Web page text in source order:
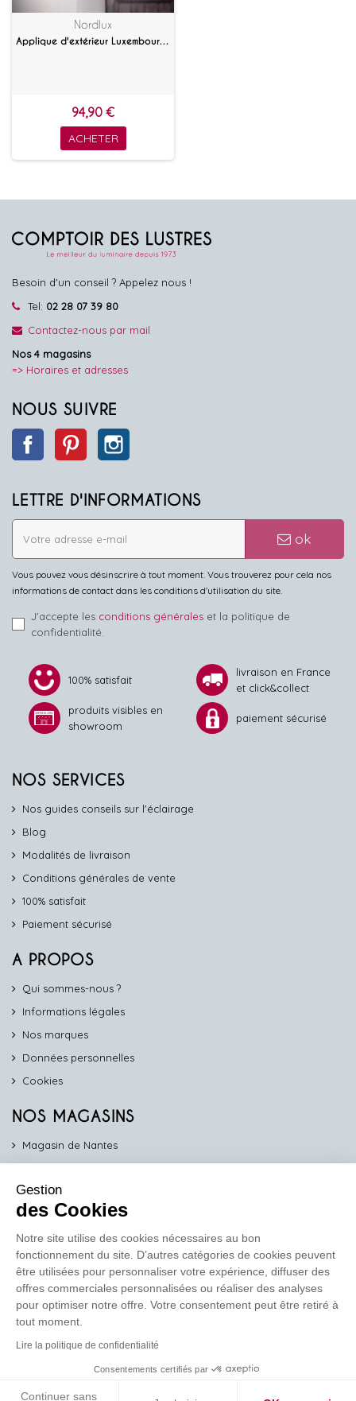
Nordlux
Applique d'extérieur Luxembourg avec détecteur
94,90 €
ACHETER
Besoin d'un conseil ? Appelez nous !
Tel: 02 28 07 39 80
Contactez-nous par mail
Nos 4 magasins
=> Horaires et adresses
NOUS SUIVRE
Facebook Pinterest
LETTRE D'INFORMATIONS
ok
Vous pouvez vous désinscrire à tout moment. Vous trouverez pour cela nos
informations de contact dans les conditions d'utilisation du site.
J'accepte les conditions générales et la politique de
confidentialité.
100% satisfait
livraison en France
et click&collect
produits visibles en
showroom
paiement sécurisé
NOS SERVICES
Nos guides conseils sur l'éclairage
Blog
Modalités de livraison
Conditions générales de vente
100% satisfait
Paiement sécurisé
A PROPOS
Qui sommes-nous ?
Informations légales
Nos marques
Données personnelles
Cookies
NOS MAGASINS
Magasin de Nantes
Magasin de Vannes
Magasin d'Orléans
COMPTOIR PRO
work
Comptoir des Lustres vous propose ses services dédiés aux
Gestion
des Cookies
Notre site utilise des cookies nécessaires au bon
fonctionnement du site. D’autres catégories de cookies peuvent
être utilisées pour personnaliser votre expérience, diffuser des
offres commerciales personnalisées ou réaliser des analyses
pour optimiser notre offre. Votre consentement peut être retiré à
tout moment.
Lire la politique de confidentialité
Consentements certifiés par
Continuer sans